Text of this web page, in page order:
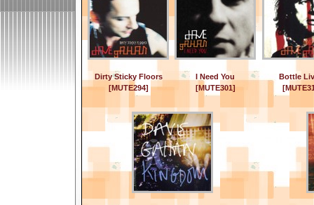
Dirty Sticky Floors
[MUTE294]
I Need You
[MUTE301]
Bottle